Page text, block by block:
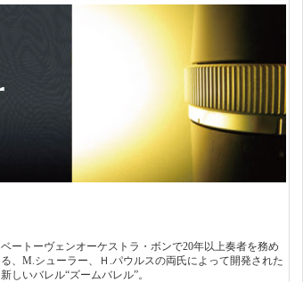
ベートーヴェンオーケストラ・ボンで20年以上奏者を務め
る、M.シューラー、Ｈ.パウルスの両氏によって開発された
新しいバレル“ズームバレル”。